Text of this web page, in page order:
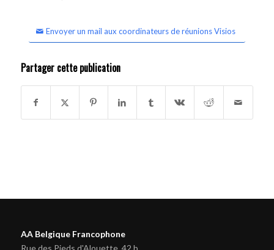
Envoyer un mail aux coordinateurs de réunions Visios
Partager cette publication
AA Belgique Francophone
Rue des Pieds d'Alouette, 42 b